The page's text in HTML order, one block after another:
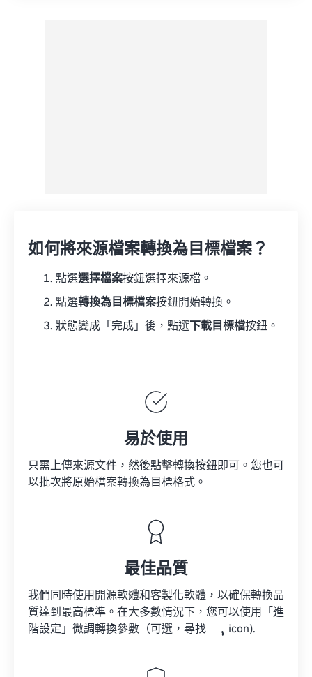
如何將來源檔案轉換為目標檔案？
點選選擇檔案按鈕選擇來源檔。
點選轉換為目標檔案按鈕開始轉換。
狀態變成「完成」後，點選 下載目標檔按鈕。
易於使用
只需上傳來源文件，然後點擊轉換按鈕即可。您也可
以批次將原始檔案轉換為目標格式。
最佳品質
我們同時使用開源軟體和客製化軟體，以確保轉換品
質達到最高標準。在大多數情況下，您可以使用「進
階設定」微調轉換參數（可選，尋找
icon).